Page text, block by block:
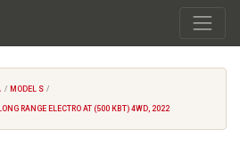
MODEL S
RANGE ELECTRO AT (500 КВТ) 4WD, 2022